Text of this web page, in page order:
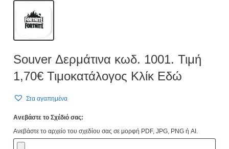
Souver Δερμάτινα κωδ. 1001. Τιμή
1,70€ Τιμοκατάλογος Κλίκ Εδώ
Στα αγαπημένα
Ανεβάστε το Σχέδιό σας:
Ανεβάστε το αρχείο του σχεδίου σας σε μορφή PDF, JPG, PNG ή AI.